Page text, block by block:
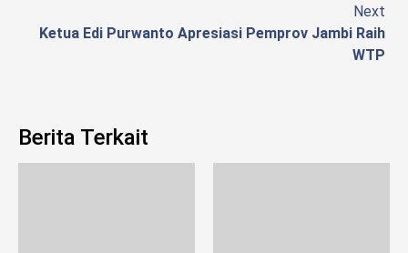
Next
Ketua Edi Purwanto Apresiasi Pemprov Jambi Raih
WTP
Berita Terkait